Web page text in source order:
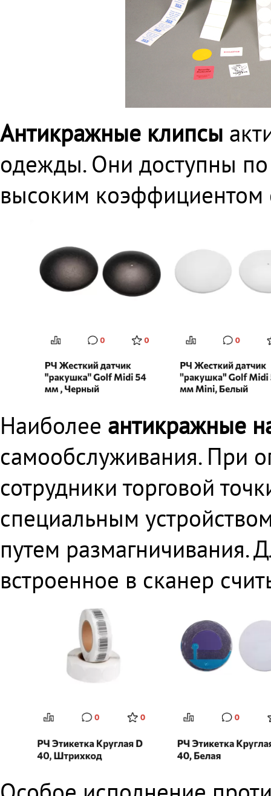
Антикражные клипсы
одежды. Они доступны
высоким коэффициентом
Наиболее антикражные
самообслуживания. При
сотрудники торговой
специальным
путем размагничивания.
встроенное в сканер